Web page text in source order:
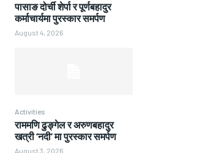
पासाङ दोर्ची शेर्पा र पूर्णबहादुर
कर्माचार्यमा पुरस्कार समर्पण
August 4, 2026
Activities
राममणि ढुङ्गेल र अरुणबहादुर
खत्री ‘नदी’ मा पुरस्कार समर्पण
August 3, 2026